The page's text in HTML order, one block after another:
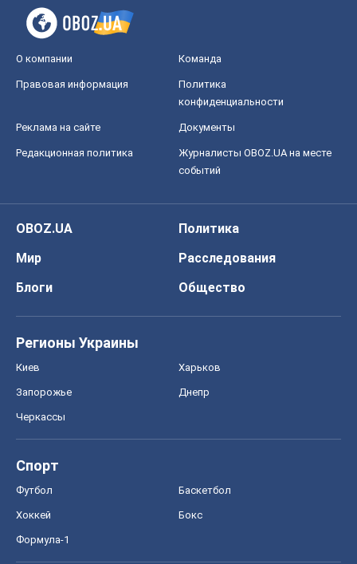
О компании Команда
Правовая информация
Политика
конфиденциальности
Реклама на сайте Документы
Редакционная политика
Журналисты OBOZ.UA на месте
событий
OBOZ.UA
Политика
Мир
Расследования
Блоги
Общество
Регионы Украины
Киев Харьков
Запорожье Днепр
Черкассы
Спорт
Футбол Баскетбол
Хоккей Бокс
Формула-1